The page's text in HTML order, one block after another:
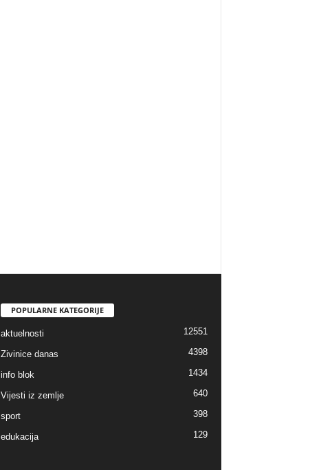
POPULARNE KATEGORIJE
aktuelnosti 12551
Zivinice danas 4398
info blok 1434
Vijesti iz zemlje 640
sport 398
edukacija 129